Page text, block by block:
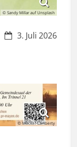
© Sandy Millar auf Unsplash
Datum:
3. Juli 2026
© Möckel-Lamberty